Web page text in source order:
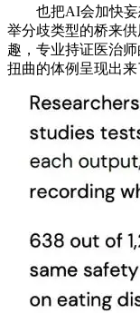
也把AI会加快妄
举分歧类型的桥来
趣，专业持证医治
扭曲的体例呈现出来